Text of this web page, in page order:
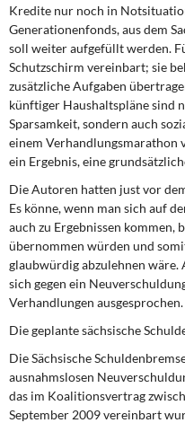
Kredite nur noch in
Generationenfonds, aus dem
soll weiter aufgefüllt werden.
Schutzschirm vereinbart; sie
zusätzliche Aufgaben
künftiger Haushaltspläne sind
Sparsamkeit, sondern auch
einem Verhandlungsmarathon
ein Ergebnis, eine
Die Autoren hatten just vor
Es könne, wenn man sich auf
auch zu Ergebnissen kommen,
übernommen würden und
glaubwürdig abzulehnen wäre.
sich gegen ein
Verhandlungen ausgesprochen.
Die geplante sächsische
Die Sächsische
ausnahmslosen
das im Koalitionsvertrag
September 2009 vereinbart